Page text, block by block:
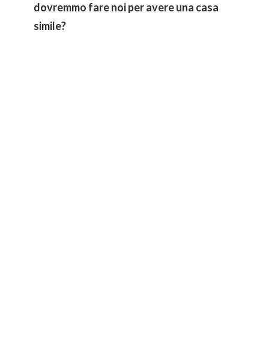
dovremmo fare noi per avere una casa
simile?